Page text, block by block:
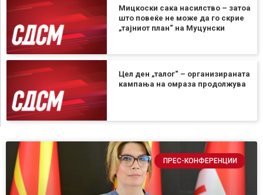
Мицкоски сака насилство – затоа
што повеќе не може да го скрие
„тајниот план“ на Муцунски
Цел ден „талог“ – организираната
кампања на омраза продолжува
ПРЕС-КОНФЕРЕНЦИИ